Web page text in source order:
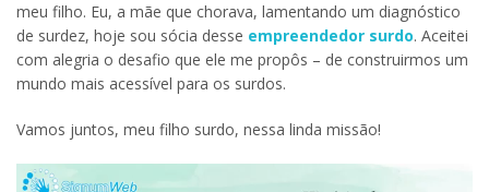
meu filho. Eu, a mãe que chorava, lamentando um diagnóstico
de surdez, hoje sou sócia desse empreendedor surdo. Aceitei
com alegria o desafio que ele me propôs – de construirmos um
mundo mais acessível para os surdos.
Vamos juntos, meu filho surdo, nessa linda missão!
Tocador